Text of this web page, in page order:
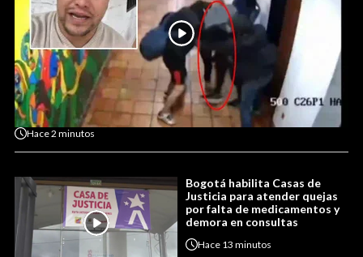
Hace2 minutos
Bogotá habilita Casas de
Justicia para atender quejas
por falta de medicamentos y
demora en consultas
Hace 13 minutos